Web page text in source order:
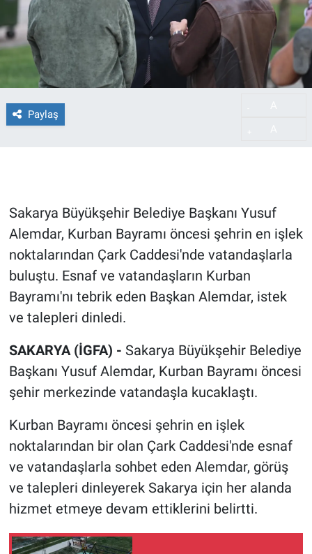
Paylaş
Sakarya Büyükşehir Belediye Başkanı Yusuf
Alemdar, Kurban Bayramı öncesi şehrin en işlek
noktalarından Çark Caddesi'nde vatandaşlarla
buluştu. Esnaf ve vatandaşların Kurban
Bayramı'nı tebrik eden Başkan Alemdar, istek
ve talepleri dinledi.
SAKARYA (İGFA) - Sakarya Büyükşehir Belediye
Başkanı Yusuf Alemdar, Kurban Bayramı öncesi
şehir merkezinde vatandaşla kucaklaştı.
Kurban Bayramı öncesi şehrin en işlek
noktalarından bir olan Çark Caddesi'nde esnaf
ve vatandaşlarla sohbet eden Alemdar, görüş
ve talepleri dinleyerek Sakarya için her alanda
hizmet etmeye devam ettiklerini belirtti.